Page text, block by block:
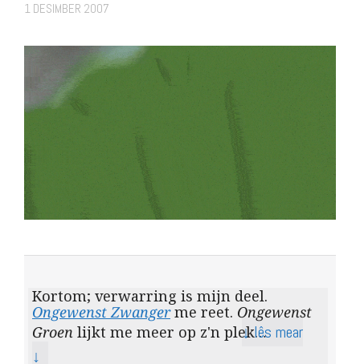
1 DESIMBER 2007
Kortom; verwarring is mijn deel.
Ongewenst Zwangerme reet. Ongewenst
Groen lijkt me meer op z'n plek…↓ lês mear
↓